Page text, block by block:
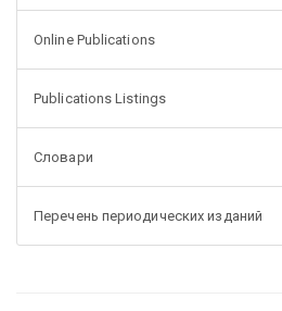
Online Publications
Publications Listings
Словари
Перечень периодических изданий